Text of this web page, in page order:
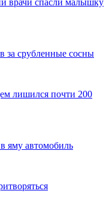
врачи спасли малышку
за срубленные сосны
лишился почти 200
яму автомобиль